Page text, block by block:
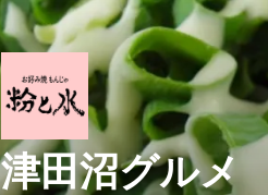
津田沼グル